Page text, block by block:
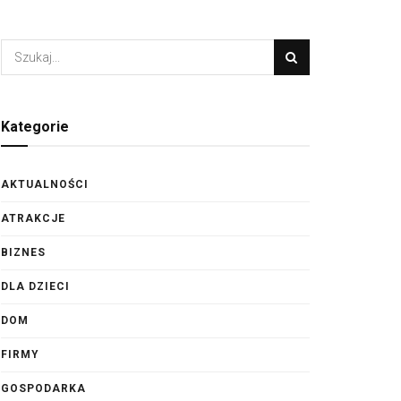
Kategorie
AKTUALNOŚCI
ATRAKCJE
BIZNES
DLA DZIECI
DOM
FIRMY
GOSPODARKA